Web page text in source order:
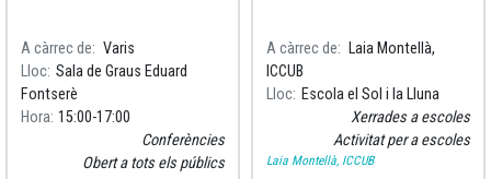
A càrrec de
Varis
Lloc Sala de Graus Eduard
Fontserè
Hora 15:00 17:00
Conferències
Obert a tots els públics
A càrrec de
Laia Montellà,
ICCUB
Lloc Escola el Sol i la Lluna
Xerrades a escoles
Activitat per a escoles
Laia Montellà, ICCUB